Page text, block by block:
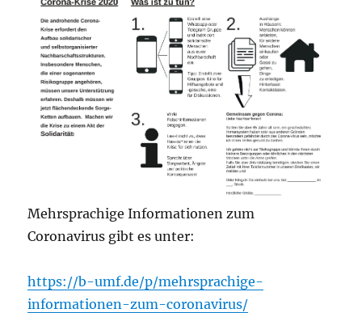
Mehrsprachige Informationen zum
Coronavirus gibt es unter:
https://b-umf.de/p/mehrsprachige-
informationen-zum-coronavirus/